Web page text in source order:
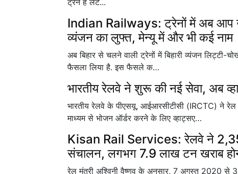
ट्रेनें हैं लेट...
Indian Railways: ट्रेनों में अब आप
व्यंजन का लुफ्त, मेन्यू में और भी कई नाम
अब बिहार से चलने वाली ट्रेनों में बिहारी व्यंजन लिट्टी-
फैसला लिया है. इस फैसले क…
भारतीय रेलवे ने शुरू की नई सेवा, अब
भारतीय रेलवे के पीएसयू, आईआरसीटीसी (IRCTC) ने
माध्यम से भोजन ऑर्डर करने के लिए व्हाट्सए…
Kisan Rail Services: रेलवे ने
संचालन, लगभग 7.9 लाख टन खराब
रेल मंत्री अश्विनी वैष्णव के अनुसार, 7 अगस्त 2020 से